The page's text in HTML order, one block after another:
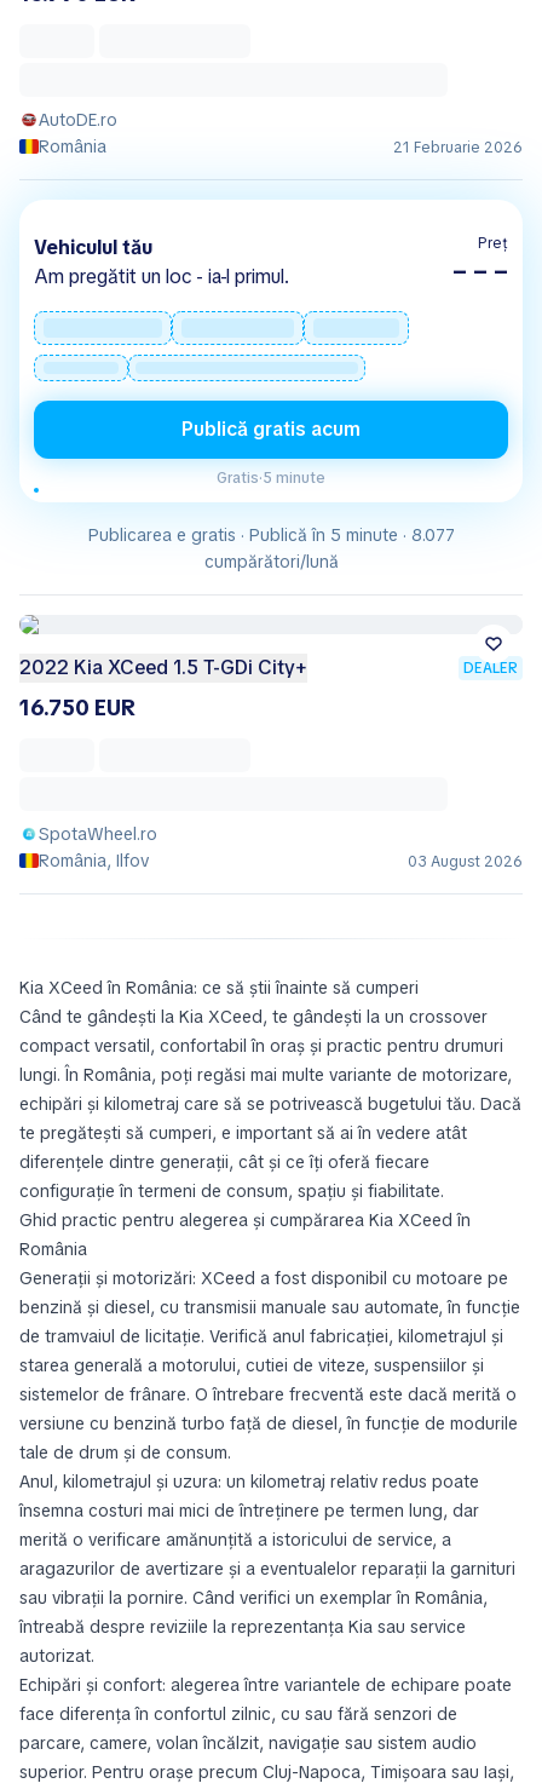
AutoDE.ro
România
21 Februarie 2026
Vehiculul tău
Am pregătit un loc - ia-l primul.
Preț
– – –
Publică gratis acum
Gratis·5 minute
Publicarea e gratis · Publică în 5 minute · 8.077
cumpărători/lună
2022 Kia XCeed 1.5 T-GDi City+ DEALER
16.750 EUR
SpotaWheel.ro
România, Ilfov
03 August 2026
Kia XCeed în România: ce să știi înainte să cumperi
Când te gândești la Kia XCeed, te gândești la un crossover
compact versatil, confortabil în oraș și practic pentru drumuri
lungi. În România, poți regăsi mai multe variante de motorizare,
echipări și kilometraj care să se potrivească bugetului tău. Dacă
te pregătești să cumperi, e important să ai în vedere atât
diferențele dintre generații, cât și ce îți oferă fiecare
configurație în termeni de consum, spațiu și fiabilitate.
Ghid practic pentru alegerea și cumpărarea Kia XCeed în
România
Generații și motorizări: XCeed a fost disponibil cu motoare pe
benzină și diesel, cu transmisii manuale sau automate, în funcție
de tramvaiul de licitație. Verifică anul fabricației, kilometrajul și
starea generală a motorului, cutiei de viteze, suspensiilor și
sistemelor de frânare. O întrebare frecventă este dacă merită o
versiune cu benzină turbo față de diesel, în funcție de modurile
tale de drum și de consum.
Anul, kilometrajul și uzura: un kilometraj relativ redus poate
însemna costuri mai mici de întreținere pe termen lung, dar
merită o verificare amănunțită a istoricului de service, a
aragazurilor de avertizare și a eventualelor reparații la garnituri
sau vibrații la pornire. Când verifici un exemplar în România,
întreabă despre reviziile la reprezentanța Kia sau service
autorizat.
Echipări și confort: alegerea între variantele de echipare poate
face diferența în confortul zilnic, cu sau fără senzori de
parcare, camere, volan încălzit, navigație sau sistem audio
superior. Pentru orașe precum Cluj-Napoca, Timișoara sau Iași,